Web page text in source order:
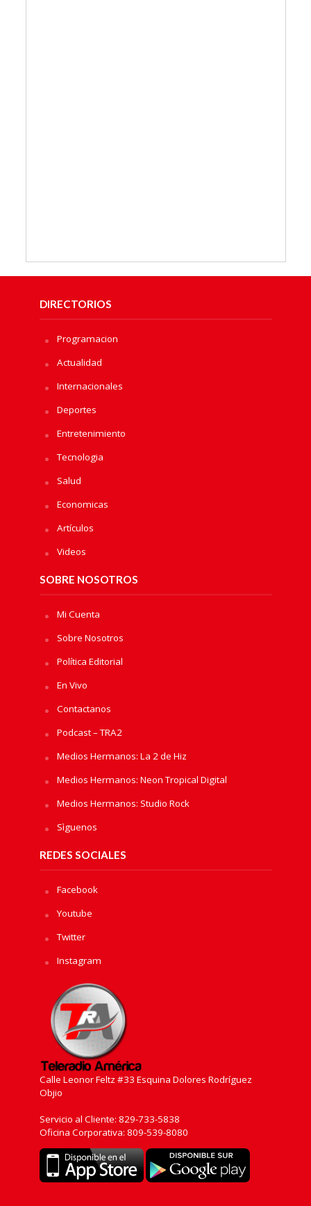
DIRECTORIOS
Programacion
Actualidad
Internacionales
Deportes
Entretenimiento
Tecnologia
Salud
Economicas
Artículos
Videos
SOBRE NOSOTROS
Mi Cuenta
Sobre Nosotros
Política Editorial
En Vivo
Contactanos
Podcast – TRA2
Medios Hermanos: La 2 de Hiz
Medios Hermanos: Neon Tropical Digital
Medios Hermanos: Studio Rock
Sìguenos
REDES SOCIALES
Facebook
Youtube
Twitter
Instagram
Calle Leonor Feltz #33 Esquina Dolores Rodríguez
Objio
Servicio al Cliente: 829-733-5838
Oficina Corporativa: 809-539-8080